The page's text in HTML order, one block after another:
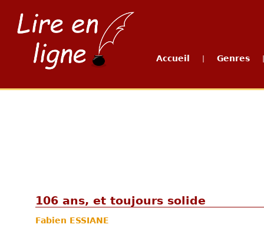
Accueil Genres
106 ans, et toujours solide
Fabien ESSIANE